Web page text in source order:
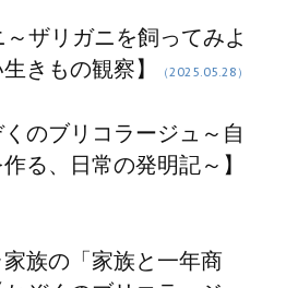
ザリガニを飼ってみよ
きもの観察】
（2025.05.28）
のブリコラージュ～自
る、日常の発明記～】
族の「家族と一年商